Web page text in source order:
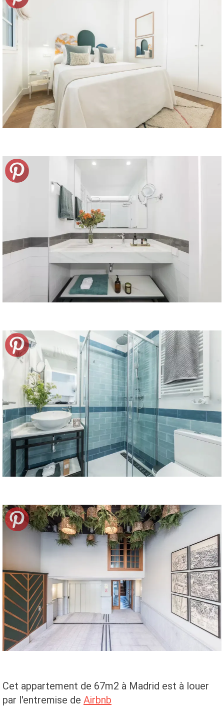
Cet appartement de 67m2 à Madrid est à louer
par l'entremise de Airbnb